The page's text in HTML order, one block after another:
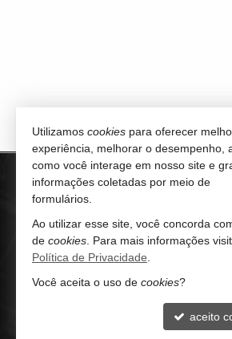
Qualquer dúvida que
atender de maneira ágil e
minha imobiliária em
encontrar o seu imóvel ideal
Utilizamos cookies para oferecer
experiência, melhorar o desempenho,
como você interage em nosso site e
informações coletadas por meio de
formulários.
Ao utilizar esse site, você concorda
de cookies . Para mais informações
Política de Privacidade
Você aceita o uso de cookies?
aceito